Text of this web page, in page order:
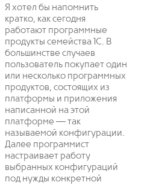
Я хотел бы напомнить
кратко, как сегодня
работают программные
продукты семейства 1С. В
большинстве случаев
пользователь покупает один
или несколько программных
продуктов, состоящих из
платформы и приложения
написанной на этой
платформе — так
называемой конфигурации.
Далее программист
настраивает работу
выбранных конфигураций
под нужды конкретной